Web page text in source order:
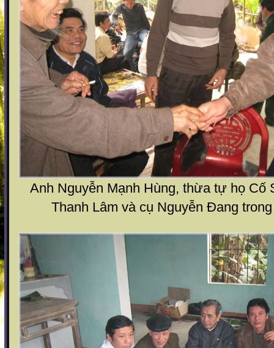
Anh Nguyễn Mạnh Hùng, thừa tự họ Cố
Thanh Lâm và cụ Nguyễn Đang